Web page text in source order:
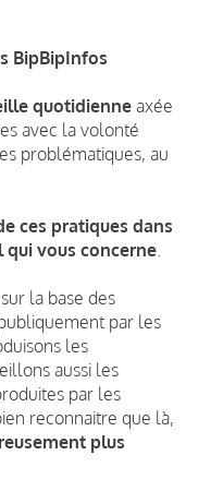
BipBipInfos
quotidienne axée
avec la volonté
problématiques, au
ces pratiques dans
qui vous concerne.
la base des
par les
les
aussi les
par les
reconnaitre que là,
plus